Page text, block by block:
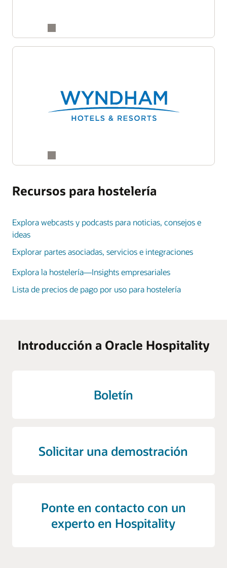
Recursos para hostelería
Explora webcasts y podcasts para noticias, consejos e
ideas
Explorar partes asociadas, servicios e integraciones
Explora la hostelería—Insights empresariales
Lista de precios de pago por uso para hostelería
Introducción a Oracle Hospitality
Boletín
Solicitar una demostración
Ponte en contacto con un
experto en Hospitality